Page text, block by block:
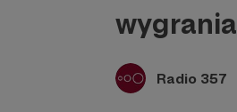
Radio 357